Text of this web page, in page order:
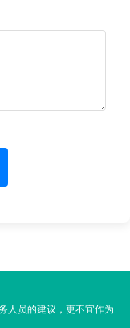
人员的建议，更不宜作为